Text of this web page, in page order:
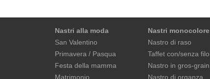
Nastri alla moda
San Valentino
Primavera / Pasqua
Festa della mamma
Matrimonio
Nastri monocolore
Nastro di raso
Taffet con/senza filo
Nastro in gros-grain
Nastro di organza